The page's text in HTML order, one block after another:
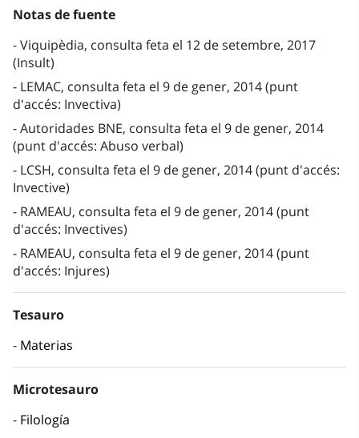
Notas de fuente
Viquipèdia, consulta feta el 12 de setembre, 2017
(Insult)
LEMAC, consulta feta el 9 de gener, 2014 (punt
d'accés: Invectiva)
Autoridades BNE, consulta feta el 9 de gener, 2014
(punt d'accés: Abuso verbal)
LCSH, consulta feta el 9 de gener, 2014 (punt d'accés:
Invective)
RAMEAU, consulta feta el 9 de gener, 2014 (punt
d'accés: Invectives)
RAMEAU, consulta feta el 9 de gener, 2014 (punt
d'accés: Injures)
Tesauro
Materias
Microtesauro
Filología